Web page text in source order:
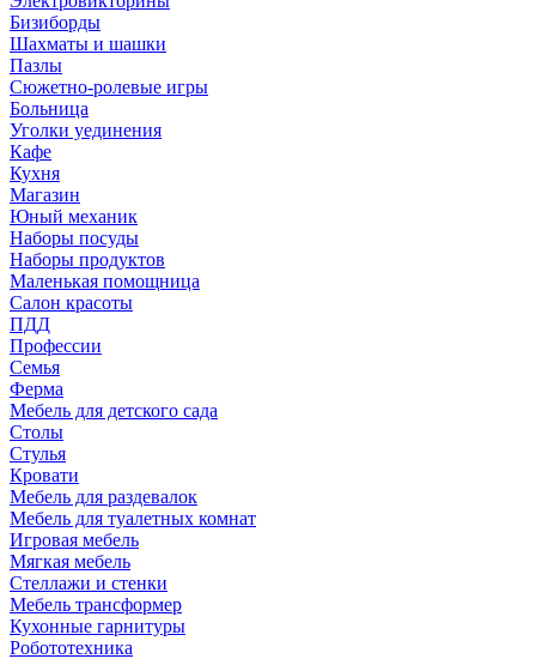
Бизиборды
Шахматы и шашки
Пазлы
Сюжетно-ролевые игры
Больница
Уголки уединения
Кафе
Кухня
Магазин
Юный механик
Наборы посуды
Наборы продуктов
Маленькая помощница
Салон красоты
ПДД
Профессии
Семья
Ферма
Мебель для детского сада
Столы
Cтулья
Кровати
Мебель для раздевалок
Мебель для туалетных комнат
Игровая мебель
Мягкая мебель
Стеллажи и стенки
Мебель трансформер
Кухонные гарнитуры
Робототехника